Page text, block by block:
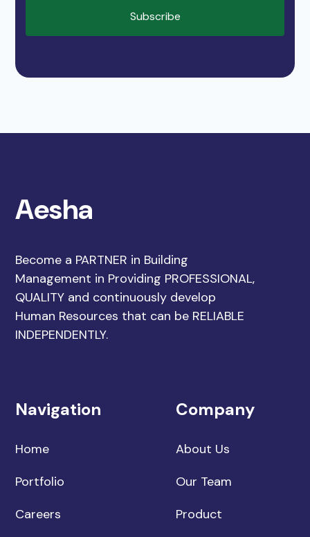
Aesha
Become a PARTNER in Building
Management in Providing PROFESSIONAL,
QUALITY and continuously develop
Human Resources that can be RELIABLE
INDEPENDENTLY.
Navigation
Home
Portfolio
Careers
Company
About Us
Our Team
Product